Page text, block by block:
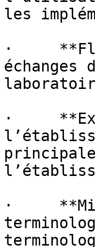
les
·
échanges
·
·